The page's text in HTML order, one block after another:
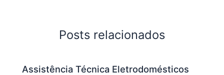
Posts relacionados
Assistência Técnica Eletrodomésticos